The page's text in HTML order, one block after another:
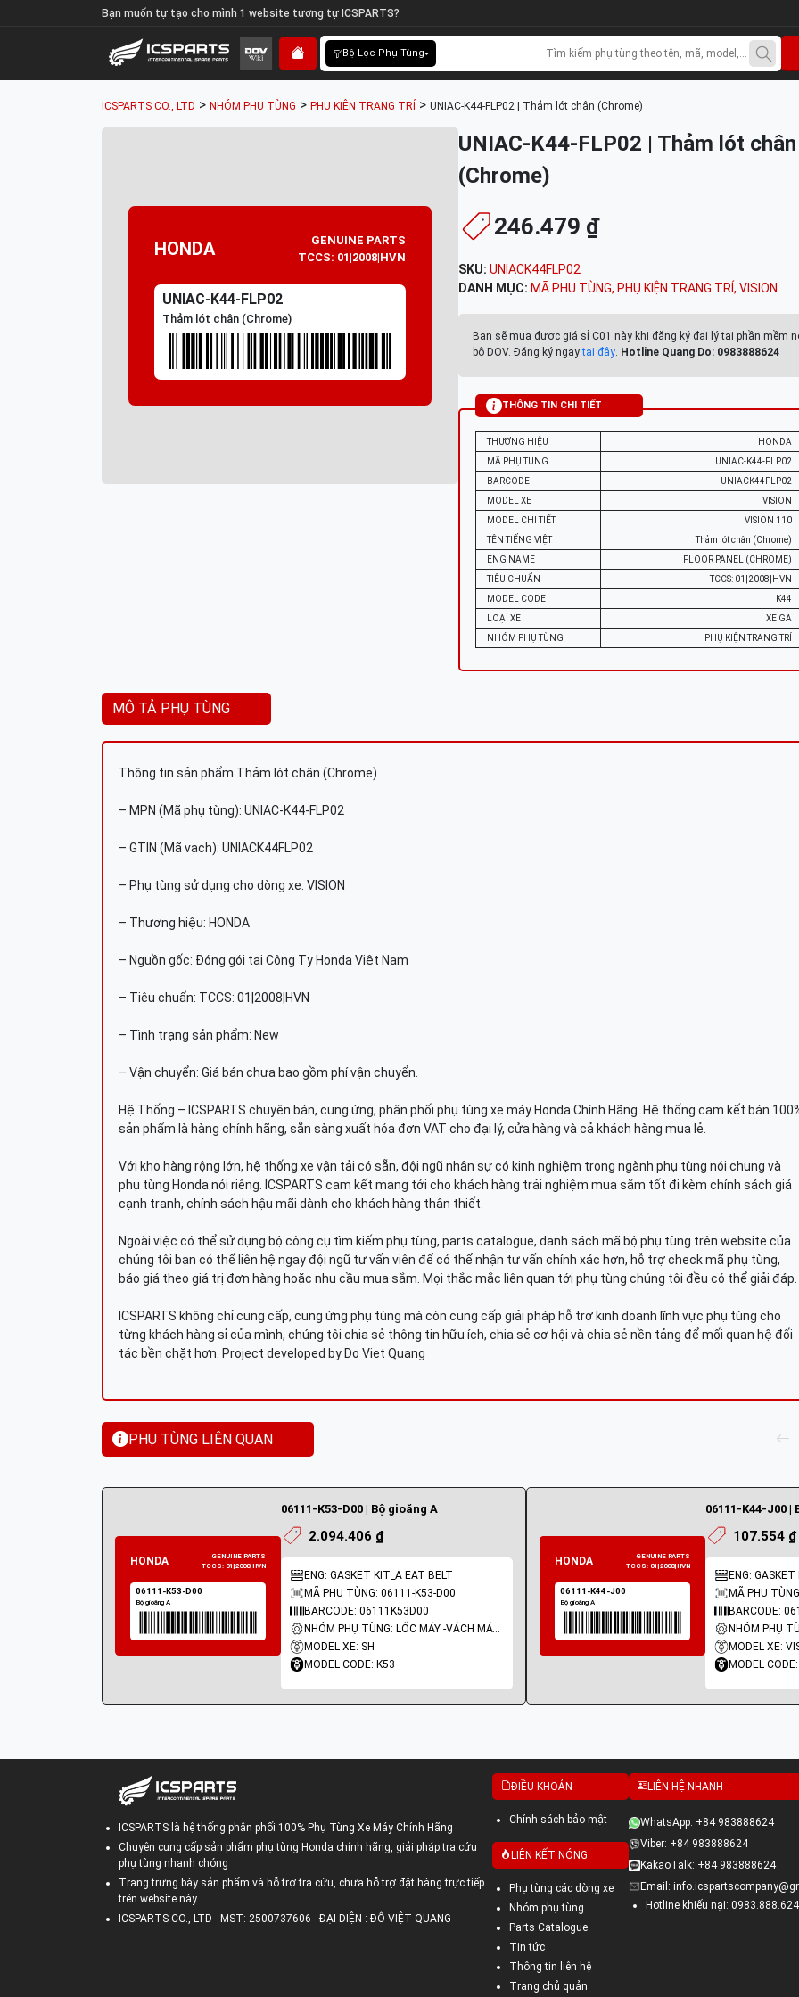
Bạn muốn tự tạo cho mình 1 website tương tự ICSPARTS?
Bộ Lọc Phụ Tùng
ICSPARTS CO., LTD > NHÓM PHỤ TÙNG > PHỤ KIỆN TRANG TRÍ > UNIAC-K44-FLP02 | Thảm lót chân (Chrome)
HONDA
GENUINE PARTS
TCCS: 01|2008|HVN
UNIAC-K44-FLP02
Thảm lót chân (Chrome)
UNIAC-K44-FLP02 | Thảm lót chân
(Chrome)
246.479 ₫
SKU: UNIACK44FLP02
DANH MỤC: MÃ PHỤ TÙNG, PHỤ KIỆN TRANG TRÍ , VISION
Bạn sẽ mua được giá sỉ C01 này khi đăng ký đại lý tại phần mềm
bộ DOV. Đăng ký ngaytại đây. Hotline Quang Do: 0983888624
THÔNG TIN CHI TIẾT
THƯƠNG HIỆU
HONDA
MÃ PHỤ TÙNG
UNIAC-K44-FLP02
BARCODE
UNIACK44FLP02
MODEL XE
VISION
MODEL CHI TIẾT
VISION 110
TÊN TIẾNG VIỆT
Thảm lót chân (Chrome)
ENG NAME
FLOOR PANEL (CHROME)
TIÊU CHUẨN
TCCS: 01|2008|HVN
MODEL CODE
K44
LOẠI XE
XE GA
NHÓM PHỤ TÙNG
PHỤ KIỆN TRANG TRÍ
MÔ TẢ PHỤ TÙNG
Thông tin sản phẩm Thảm lót chân (Chrome)
– MPN (Mã phụ tùng): UNIAC-K44-FLP02
– GTIN (Mã vạch): UNIACK44FLP02
– Phụ tùng sử dụng cho dòng xe: VISION
– Thương hiệu: HONDA
– Nguồn gốc: Đóng gói tại Công Ty Honda Việt Nam
– Tiêu chuẩn: TCCS: 01|2008|HVN
– Tình trạng sản phẩm: New
– Vận chuyển: Giá bán chưa bao gồm phí vận chuyển.
Hệ Thống – ICSPARTS chuyên bán, cung ứng, phân phối phụ tùng xe máy Honda Chính Hãng. Hệ thống cam kết bán
sản phẩm là hàng chính hãng, sẵn sàng xuất hóa đơn VAT cho đại lý, cửa hàng và cả khách hàng mua lẻ.
Với kho hàng rộng lớn, hệ thống xe vận tải có sẵn, đội ngũ nhân sự có kinh nghiệm trong ngành phụ tùng nói chung và
phụ tùng Honda nói riêng. ICSPARTS cam kết mang tới cho khách hàng trải nghiệm mua sắm tốt đi kèm chính sách giá
cạnh tranh, chính sách hậu mãi dành cho khách hàng thân thiết.
Ngoài việc có thể sử dụng bộ công cụ tìm kiếm phụ tùng, parts catalogue, danh sách mã bộ phụ tùng trên website của
chúng tôi bạn có thể liên hệ ngay đội ngũ tư vấn viên để có thể nhận tư vấn chính xác hơn, hỗ trợ check mã phụ tùng,
báo giá theo giá trị đơn hàng hoặc nhu cầu mua sắm. Mọi thắc mắc liên quan tới phụ tùng chúng tôi đều có thể giải đáp.
ICSPARTS không chỉ cung cấp, cung ứng phụ tùng mà còn cung cấp giải pháp hỗ trợ kinh doanh lĩnh vực phụ tùng cho
từng khách hàng sỉ của mình, chúng tôi chia sẻ thông tin hữu ích, chia sẻ cơ hội và chia sẻ nền tảng để mối quan hệ đối
tác bền chặt hơn. Project developed by Do Viet Quang
PHỤ TÙNG LIÊN QUAN
06111-K53-D00 | Bộ gioăng A
2.094.406 ₫
ENG: GASKET KIT_A EAT BELT
MÃ PHỤ TÙNG: 06111-K53-D00
BARCODE: 06111K53D00
NHÓM PHỤ TÙNG: LỐC MÁY -VÁCH MÁY - GIOĂNG MÁY
MODEL XE: SH
MODEL CODE: K53
06111-K44-J00 |
107.554 ₫
ENG: GASKET
MÃ PHỤ
BARCODE:
MODEL XE:
MODEL
ICSPARTS là hệ thống phân phối 100% Phụ Tùng Xe Máy Chính Hãng
Chuyên cung cấp sản phẩm phụ tùng Honda chính hãng, giải pháp tra cứu
phụ tùng nhanh chóng
Trang trưng bày sản phẩm và hỗ trợ tra cứu, chưa hỗ trợ đặt hàng trực tiếp
trên website này
ICSPARTS CO., LTD - MST: 2500737606 - ĐẠI DIỆN : ĐỖ VIỆT QUANG
ĐIỀU KHOẢN
Chính sách bảo mật
LIÊN KẾT NÓNG
Phụ tùng các dòng xe
Nhóm phụ tùng
Parts Catalogue
Tin tức
Thông tin liên hệ
Trang chủ quản
LIÊN HỆ NHANH
WhatsApp: +84 983888624
Viber: +84 983888624
KakaoTalk: +84 983888624
Email:
Hotline khiếu nại: 0983.888.624